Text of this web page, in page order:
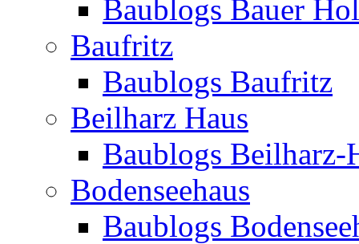
Baublogs Bauer
Baufritz
Baublogs Baufritz
Beilharz Haus
Baublogs Beilharz-
Bodenseehaus
Baublogs